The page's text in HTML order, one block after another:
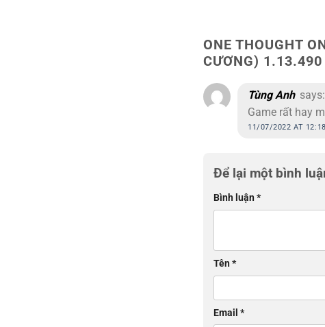
ONE THOUGHT
CƯƠNG)
Tùng Anh says:
Game rất hay
11/07/2022 AT
Để lại một bình
Bình luận*
Tên*
Email *